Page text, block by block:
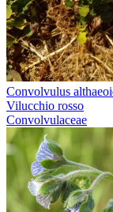
Convolvulus
Vilucchio rosso
Convolvulaceae